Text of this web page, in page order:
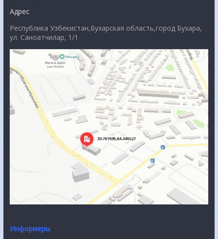
Адрес
Республика Узбекистан,Бухарская область,город Бухара,
ул. Саноатчилар, 1/1
Информеры